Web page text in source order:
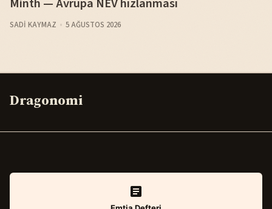
SADI KAYMAZ 5 AĞUSTOS 2026
Dragonomi